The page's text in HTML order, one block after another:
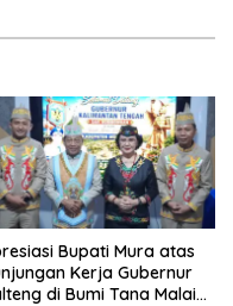
Bupati Mura atas
Kerja Gubernur
di Bumi Tana Malai